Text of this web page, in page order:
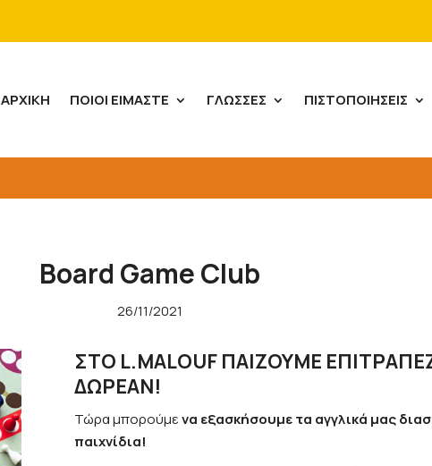
ΑΡΧΙΚΉ ΠΟΙΟΙ ΕΊΜΑΣΤΕ ΓΛΏΣΣΕΣ ΠΙΣΤΟΠΟΙΉΣΕΙΣ
Board Game Club
26/11/2021
ΣΤΟ L.MALOUF ΠΑΙΖΟΥΜΕ
ΔΩΡΕΑΝ!
Τώρα μπορούμενα εξασκήσουμε τα αγγλικά μας
παιχνίδια!